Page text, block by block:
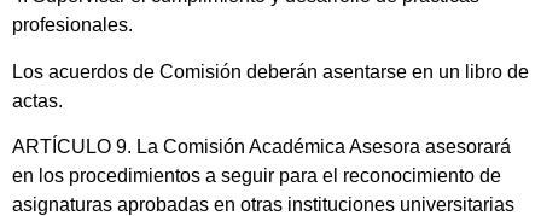
profesionales.
Los acuerdos de Comisión deberán asentarse en un libro de
actas.
ARTÍCULO 9. La Comisión Académica Asesora asesorará
en los procedimientos a seguir para el reconocimiento de
asignaturas aprobadas en otras instituciones universitarias